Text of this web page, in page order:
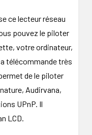
ce lecteur réseau
pouvez le piloter
votre ordinateur,
télécommande très
de le piloter
Audirvana,
UPnP. Il
LCD.